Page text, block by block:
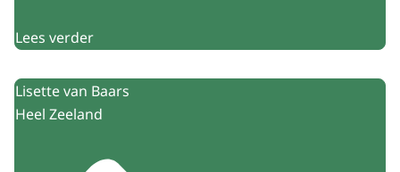
Lees verder
Lisette van Baars
Heel Zeeland